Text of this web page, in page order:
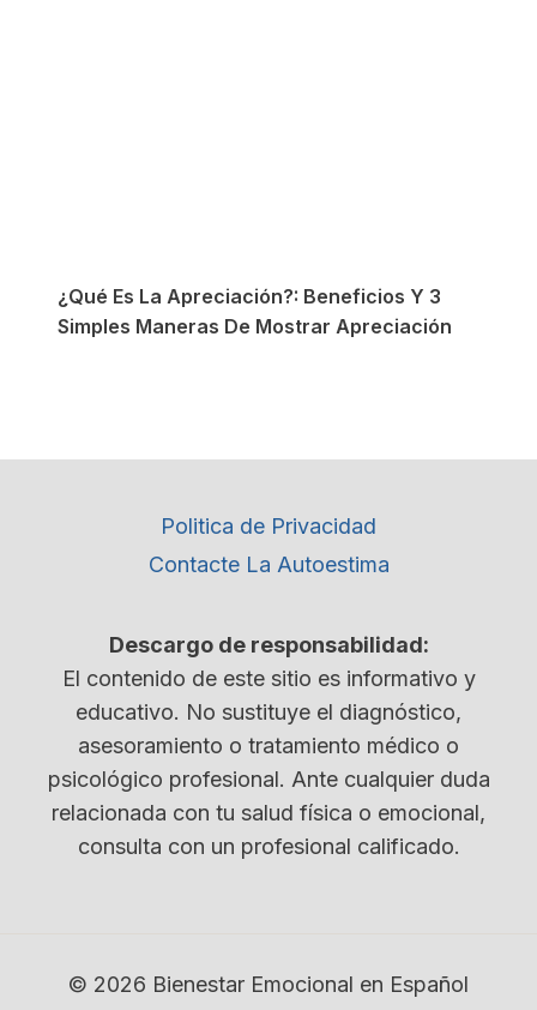
¿Qué Es La Apreciación?: Beneficios Y 3
Simples Maneras De Mostrar Apreciación
Politica de Privacidad
Contacte La Autoestima
Descargo de responsabilidad:
El contenido de este sitio es informativo y
educativo. No sustituye el diagnóstico,
asesoramiento o tratamiento médico o
psicológico profesional. Ante cualquier duda
relacionada con tu salud física o emocional,
consulta con un profesional calificado.
© 2026 Bienestar Emocional en Español